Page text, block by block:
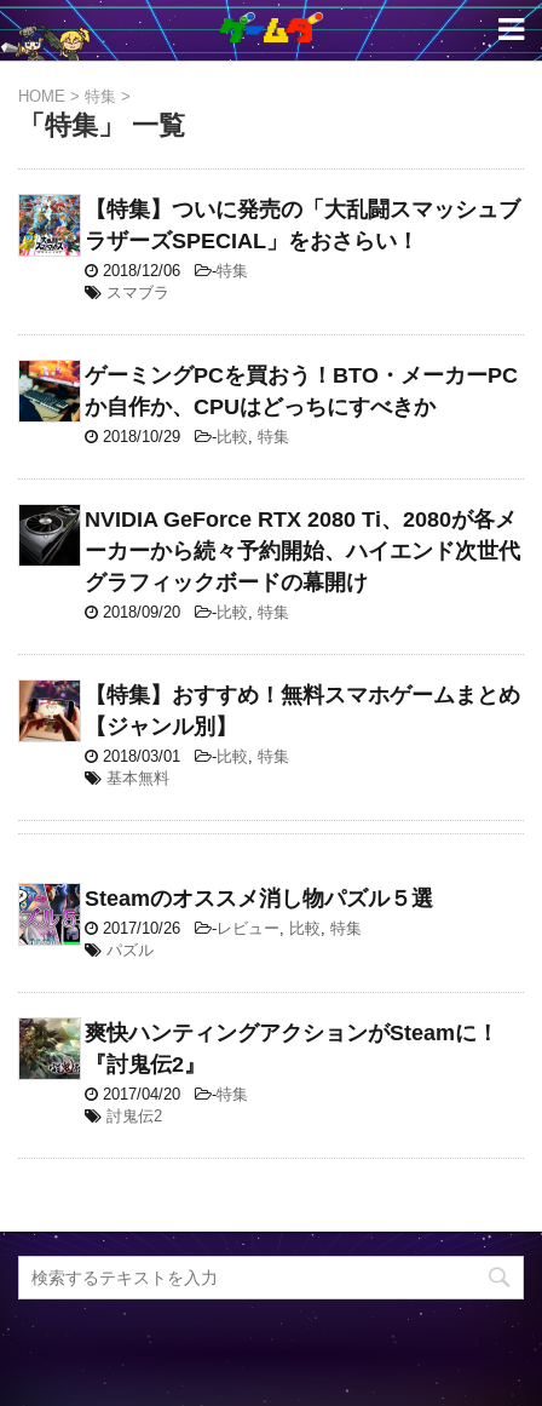
HOME > 特集 >
「特集」 一覧
【特集】ついに発売の「大乱闘スマッシュブ
ラザーズSPECIAL」をおさらい！
2018/12/06 -特集
スマブラ
ゲーミングPCを買おう！BTO・メーカーPC
か自作か、CPUはどっちにすべきか
2018/10/29 -比較, 特集
NVIDIA GeForce RTX 2080 Ti、2080が各メ
ーカーから続々予約開始、ハイエンド次世代
グラフィックボードの幕開け
2018/09/20 -比較, 特集
【特集】おすすめ！無料スマホゲームまとめ
【ジャンル別】
2018/03/01 -比較, 特集
基本無料
Steamのオススメ消し物パズル５選
2017/10/26 -レビュー, 比較, 特集
パズル
爽快ハンティングアクションがSteamに！
『討鬼伝2』
2017/04/20 -特集
討鬼伝2